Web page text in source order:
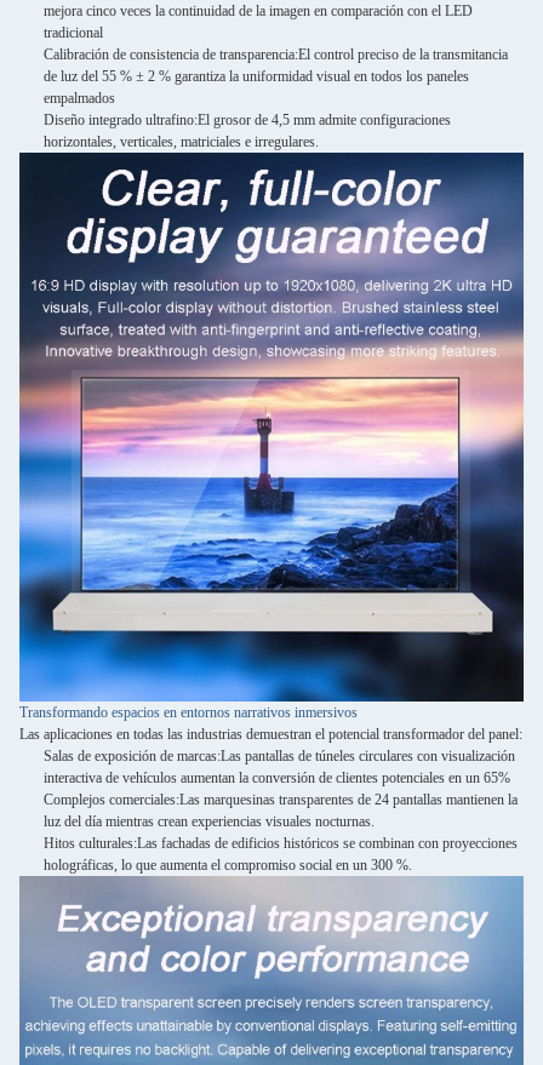
mejora cinco veces la continuidad de la imagen en comparación con el LED
tradicional
Calibración de consistencia de transparencia:El control preciso de la transmitancia
de luz del 55 % ± 2 % garantiza la uniformidad visual en todos los paneles
empalmados
Diseño integrado ultrafino:El grosor de 4,5 mm admite configuraciones
horizontales, verticales, matriciales e irregulares.
Transformando espacios en entornos narrativos inmersivos
Las aplicaciones en todas las industrias demuestran el potencial transformador del panel:
Salas de exposición de marcas:Las pantallas de túneles circulares con visualización
interactiva de vehículos aumentan la conversión de clientes potenciales en un 65%
Complejos comerciales:Las marquesinas transparentes de 24 pantallas mantienen la
luz del día mientras crean experiencias visuales nocturnas.
Hitos culturales:Las fachadas de edificios históricos se combinan con proyecciones
holográficas, lo que aumenta el compromiso social en un 300 %.